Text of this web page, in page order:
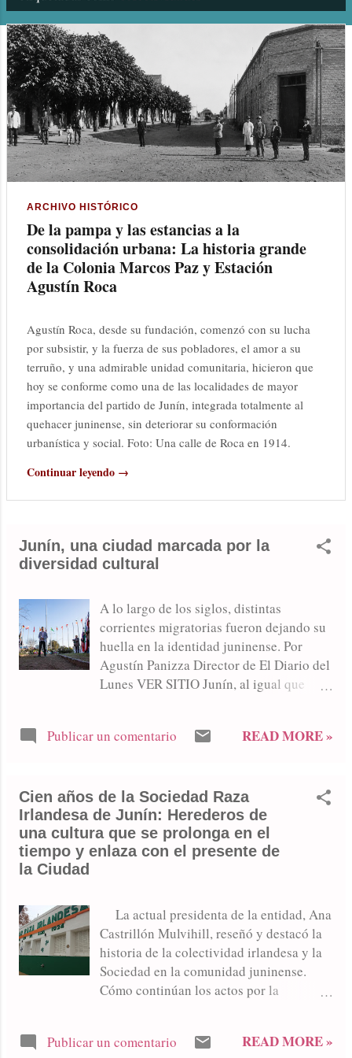
n
t
r
a
d
a
ARCHIVO HISTÓRICO
De la pampa y las estancias a la
consolidación urbana: La historia grande
de la Colonia Marcos Paz y Estación
Agustín Roca
Agustín Roca, desde su fundación, comenzó con su lucha
por subsistir, y la fuerza de sus pobladores, el amor a su
terruño, y una admirable unidad comunitaria, hicieron que
hoy se conforme como una de las localidades de mayor
importancia del partido de Junín, integrada totalmente al
quehacer juninense, sin deteriorar su conformación
urbanística y social. Foto: Una calle de Roca en 1914.
Continuar leyendo →
Junín, una ciudad marcada por la
diversidad cultural
A lo largo de los siglos, distintas
corrientes migratorias fueron dejando su
huella en la identidad juninense. Por
Agustín Panizza Director de El Diario del
Lunes VER SITIO Junín, al igual que
diversidad. Mucho antes de la llegada del
verdaderos dueños de un territorio que
luego, a partir de 1492, empezaron a ser
desplazados, a partir de enfrentamientos,
con la llegada de los europeos. A lo largo
la identidad juninense. Entre finales del
siglo XIX y mediados del XX, luego de
su fundación, la ciudad vivió una de sus
etapas más intensas de inmigración, en
sintonía con lo que ocurría en todo el
que emigraron, españoles, italianos y
Publicar un comentario READ MORE »
Cien años de la Sociedad Raza
Irlandesa de Junín: Herederos de
una cultura que se prolonga en el
tiempo y enlaza con el presente de
la Ciudad
La actual presidenta de la entidad, Ana
Castrillón Mulvihill, reseñó y destacó la
historia de la colectividad irlandesa y la
Sociedad en la comunidad juninense.
Cómo continúan los actos por la
irlandesas en Junín. El acta número 1 de
Publicar un comentario READ MORE »